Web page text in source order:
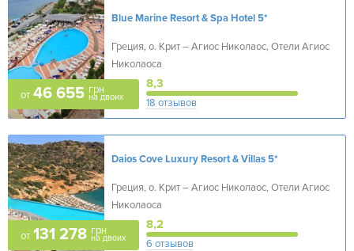
от 46 655 грн
на двоих
Blue Marine Resort & Spa Hotel5*
Греция, о. Крит – Агиос Николаос, Отели Агиос
Николаоса
8,3
18 отзывов
от 131 278 грн
на двоих
Daios Cove Luxury Resort & Villas5*
Греция, о. Крит – Агиос Николаос, Отели Агиос
Николаоса
8,2
6 отзывов